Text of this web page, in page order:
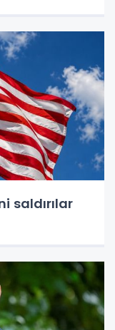
saldırılar